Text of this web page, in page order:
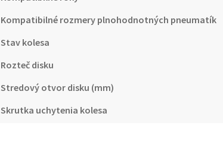
Kompatibilné rozmery plnohodnotných pneumatík
Stav kolesa
Rozteč disku
Stredový otvor disku (mm)
Skrutka uchytenia kolesa